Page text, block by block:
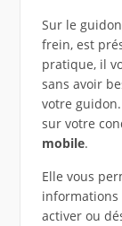
Sur le
frein, est
pratique, il
sans avoir
votre
sur votre
mobile.
Elle vous
informations
activer ou